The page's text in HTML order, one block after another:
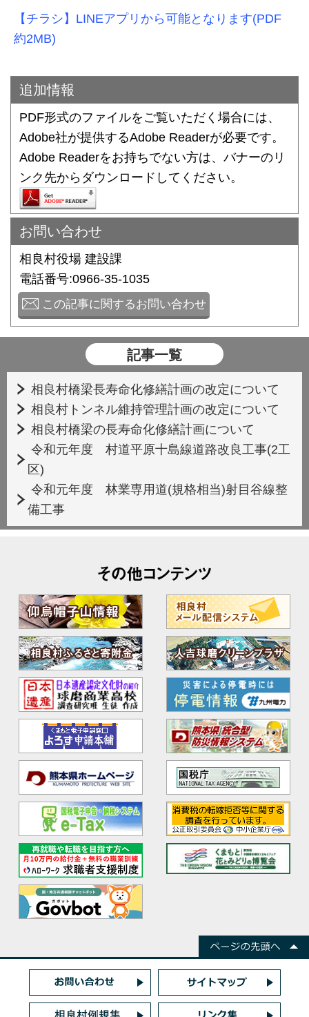
【チラシ】LINEアプリから可能となります(PDF
約2MB)
追加情報
PDF形式のファイルをご覧いただく場合には、
Adobe社が提供するAdobe Readerが必要です。
Adobe Readerをお持ちでない方は、バナーのリ
ンク先からダウンロードしてください。
お問い合わせ
相良村役場 建設課
電話番号:0966-35-1035
この記事に関するお問い合わせ
記事一覧
相良村橋梁長寿命化修繕計画の改定について
相良村トンネル維持管理計画の改定について
相良村橋梁の長寿命化修繕計画について
令和元年度 村道平原十島線道路改良工事(2工
区)
令和元年度 林業専用道(規格相当)射目谷線整
備工事